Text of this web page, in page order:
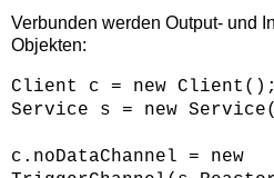
Verbunden werden Output- und
Objekten:
Client c = new Client();
Service s = new
c.noDataChannel = new